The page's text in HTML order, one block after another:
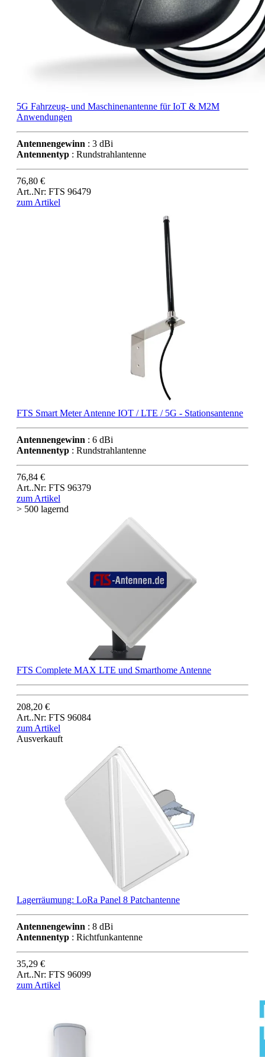
5G Fahrzeug- und Maschinenantenne für IoT & M2M
Anwendungen
Antennengewinn : 3 dBi
Antennentyp : Rundstrahlantenne
76,80 €
Art..Nr: FTS 96479
zum Artikel
FTS Smart Meter Antenne IOT / LTE / 5G - Stationsantenne
Antennengewinn : 6 dBi
Antennentyp : Rundstrahlantenne
76,84 €
Art..Nr: FTS 96379
zum Artikel
> 500 lagernd
FTS Complete MAX LTE und Smarthome Antenne
208,20 €
Art..Nr: FTS 96084
zum Artikel
Ausverkauft
Lagerräumung: LoRa Panel 8 Patchantenne
Antennengewinn : 8 dBi
Antennentyp : Richtfunkantenne
35,29 €
Art..Nr: FTS 96099
zum Artikel